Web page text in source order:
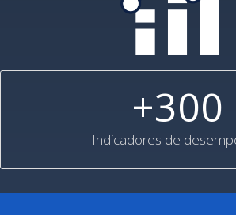
+300
Indicadores de